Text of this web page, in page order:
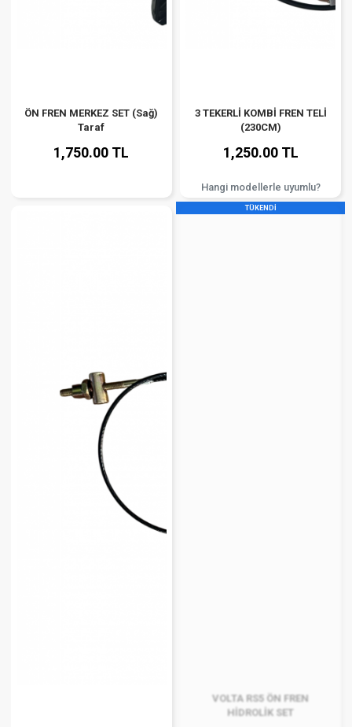
ÖN FREN MERKEZ SET (Sağ)
Taraf
1,750.00 TL
3 TEKERLİ KOMBİ FREN TELİ
(230CM)
1,250.00 TL
Hangi modellerle uyumlu?
TÜKENDİ
VOLTA RS5 ÖN FREN
HİDROLİK SET